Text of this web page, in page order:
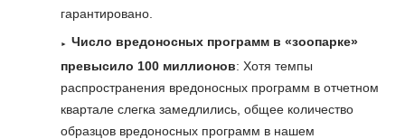
гарантировано.
Число вредоносных программ в «зоопарке»
превысило 100 миллионов: Хотя темпы
распространения вредоносных программ в отчетном
квартале слегка замедлились, общее количество
образцов вредоносных программ в нашем